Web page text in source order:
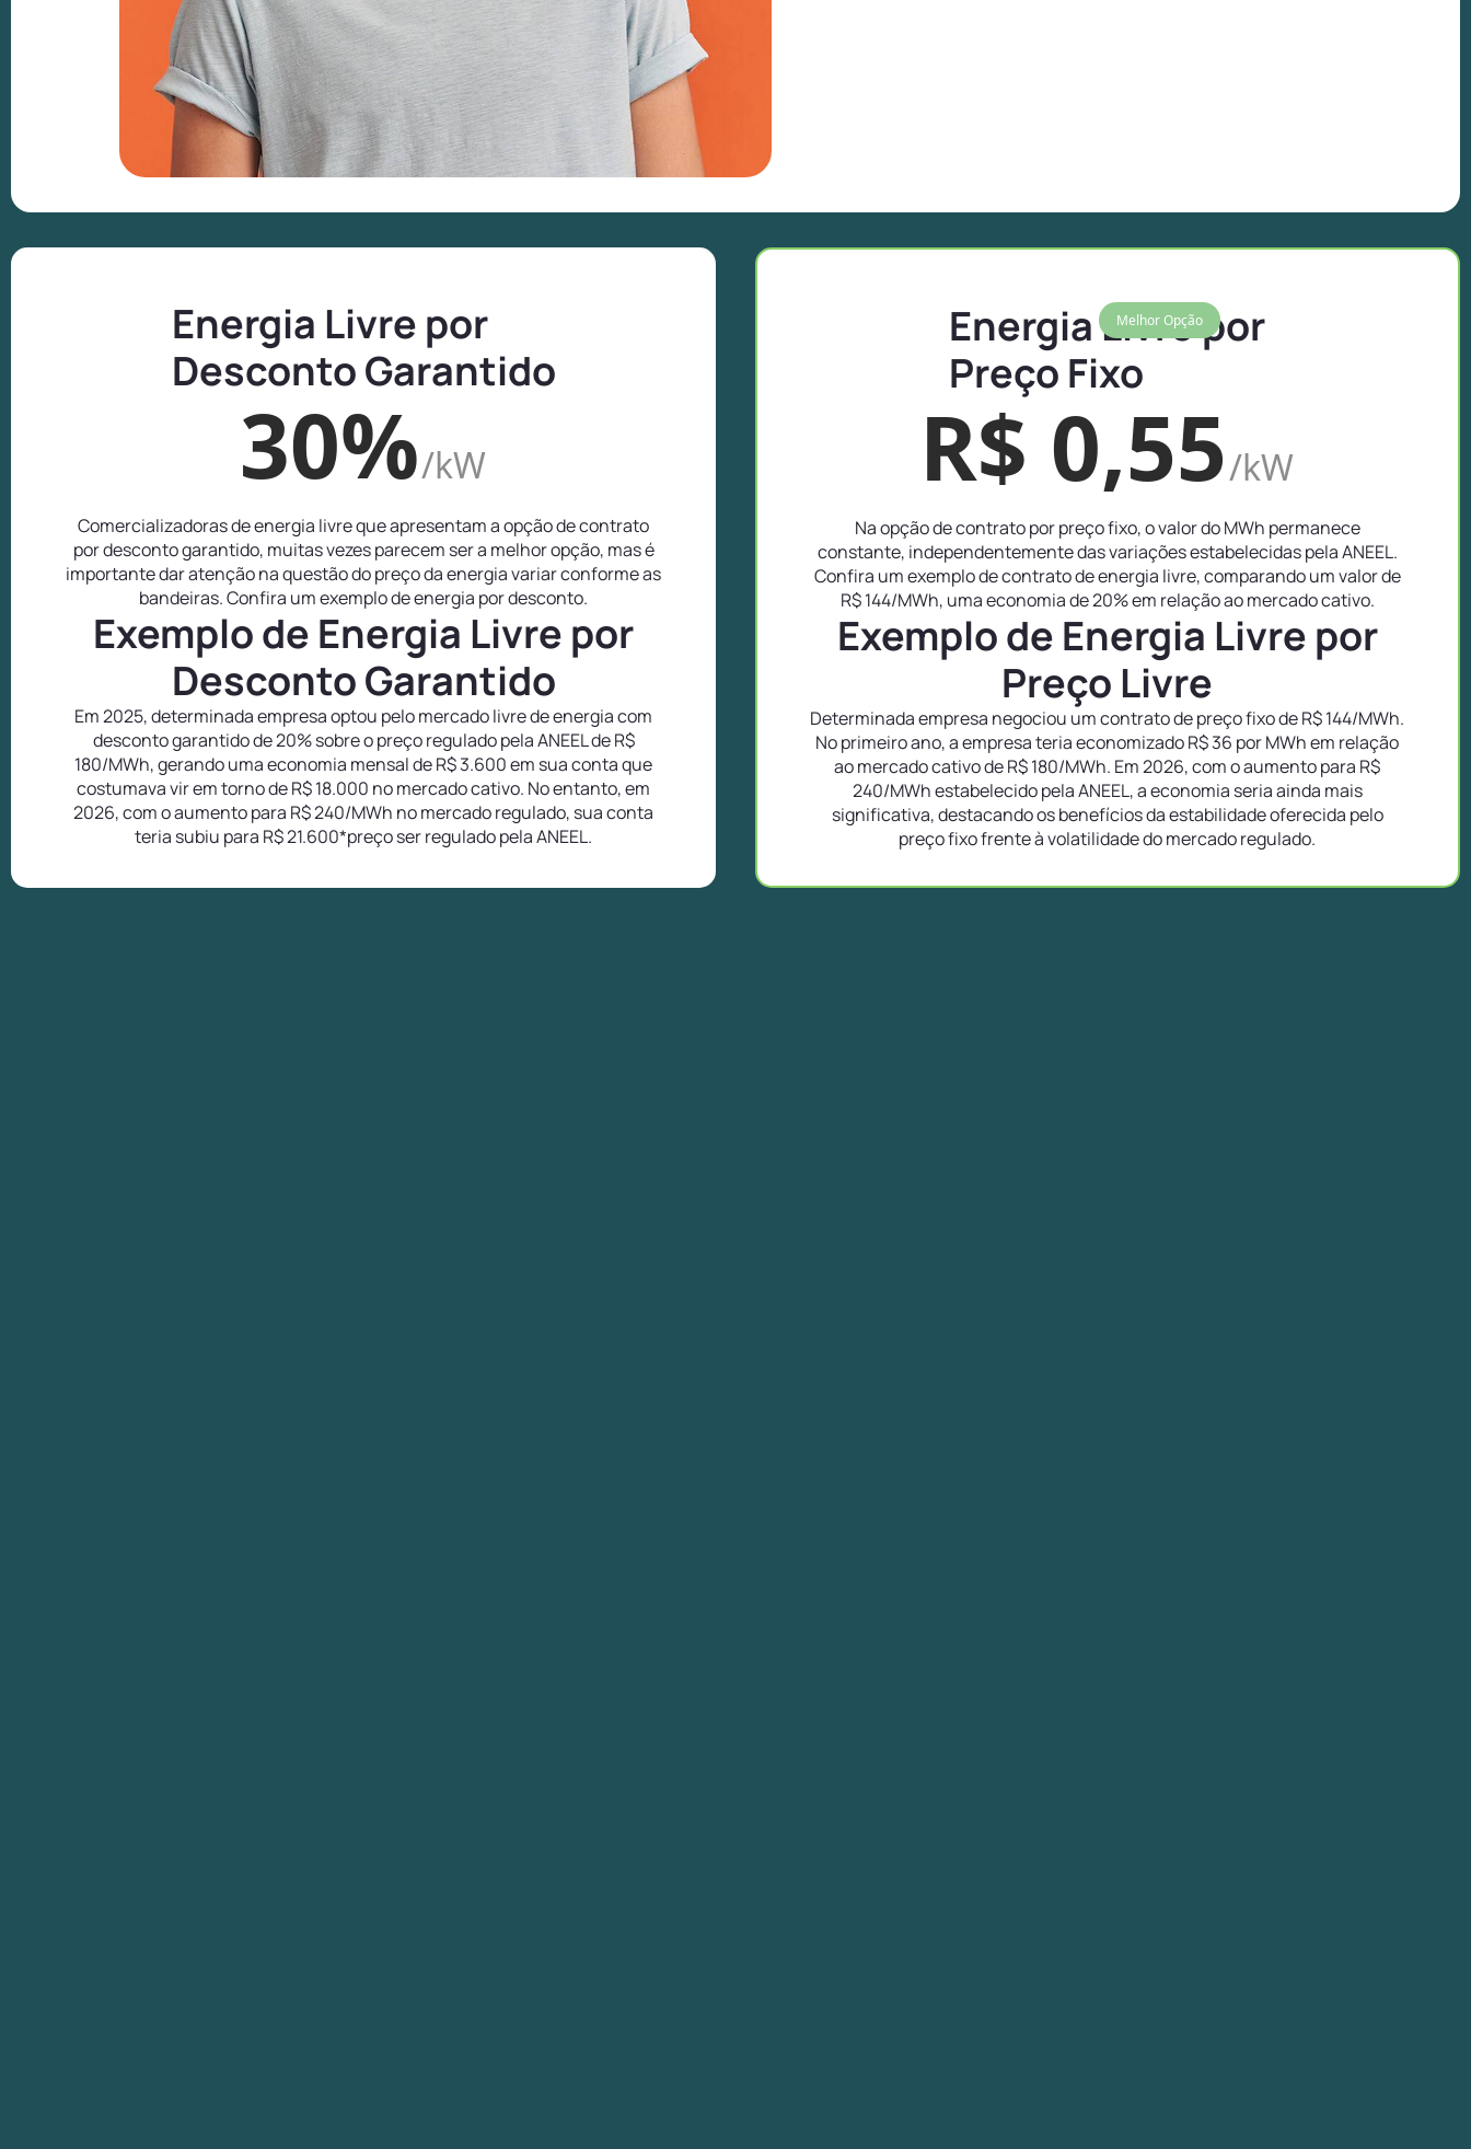
Energia Livre por
Desconto Garantido
30%/kW
Comercializadoras de energia livre que apresentam a opção de contrato
por desconto garantido, muitas vezes parecem ser a melhor opção, mas é
importante dar atenção na questão do preço da energia variar conforme as
bandeiras. Confira um exemplo de energia por desconto.
Exemplo de Energia Livre por
Desconto Garantido
Em 2025, determinada empresa optou pelo mercado livre de energia com
desconto garantido de 20% sobre o preço regulado pela ANEEL de R$
180/MWh, gerando uma economia mensal de R$ 3.600 em sua conta que
costumava vir em torno de R$ 18.000 no mercado cativo. No entanto, em
2026, com o aumento para R$ 240/MWh no mercado regulado, sua conta
teria subiu para R$ 21.600*preço ser regulado pela ANEEL.
Melhor Opção
Energia Livre por
Preço Fixo
R$ 0,55/kW
Na opção de contrato por preço fixo, o valor do MWh permanece
constante, independentemente das variações estabelecidas pela ANEEL.
Confira um exemplo de contrato de energia livre, comparando um valor de
R$ 144/MWh, uma economia de 20% em relação ao mercado cativo.
Exemplo de Energia Livre por
Preço Livre
Determinada empresa negociou um contrato de preço fixo de R$ 144/MWh.
No primeiro ano, a empresa teria economizado R$ 36 por MWh em relação
ao mercado cativo de R$ 180/MWh. Em 2026, com o aumento para R$
240/MWh estabelecido pela ANEEL, a economia seria ainda mais
significativa, destacando os benefícios da estabilidade oferecida pelo
preço fixo frente à volatilidade do mercado regulado.